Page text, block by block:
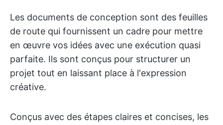
Les documents de conception sont des feuilles
de route qui fournissent un cadre pour mettre
en œuvre vos idées avec une exécution quasi
parfaite. Ils sont conçus pour structurer un
projet tout en laissant place à l'expression
créative.
Conçus avec des étapes claires et concises, les